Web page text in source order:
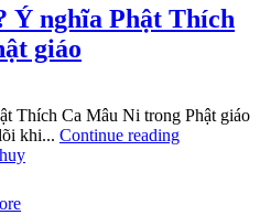
Ý nghĩa Phật Thích
giáo
Thích Ca Mâu Ni trong Phật giáo
khi... Continue reading